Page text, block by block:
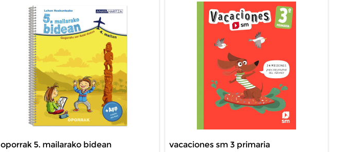
oporrak 5. mailarako bidean vacaciones sm 3 primaria